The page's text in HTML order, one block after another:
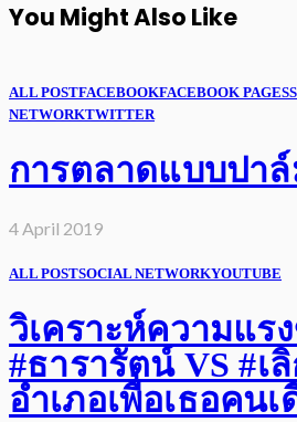
You Might Also Like
ALL POSTFACEBOOKFACEBOOK PAGES
NETWORKTWITTER
การตลาดแบบปา
4 April 2019
ALL POSTSOCIAL NETWORKYOUTUBE
วิเคราะห์ความแร
#ธารารัตน์ VS #เ
อำเภอเพื่อเธอคนเ